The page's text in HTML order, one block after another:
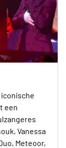
een
Vanessa
Meteoor,